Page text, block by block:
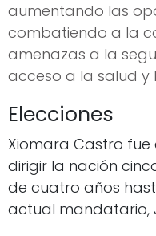
aumentando las
combatiendo a la
amenazas a la
acceso a la salud y
Elecciones
Xiomara Castro
dirigir la nación
de cuatro años
actual mandatario,